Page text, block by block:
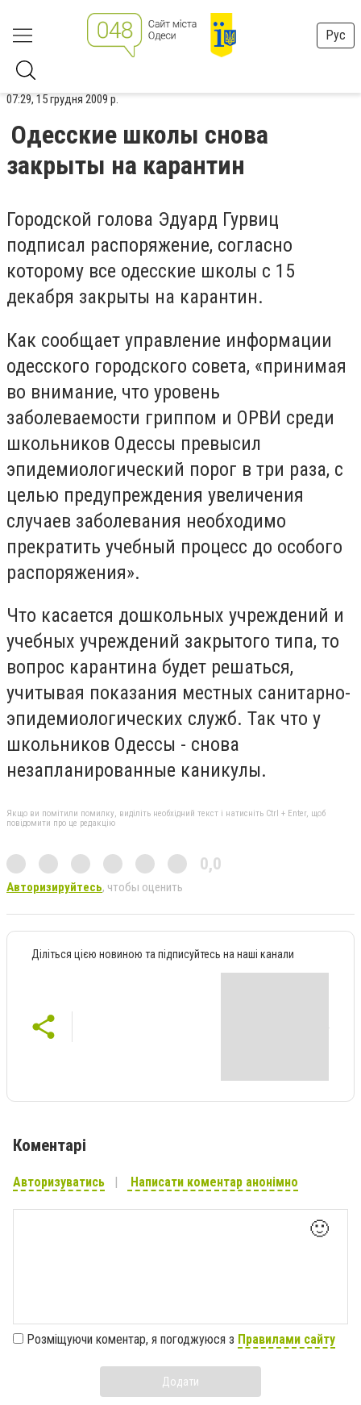
Рус
07:29, 15 грудня 2009 р.
Одесские школы снова
закрыты на карантин
Городской голова Эдуард Гурвиц
подписал распоряжение, согласно
которому все одесские школы с 15
декабря закрыты на карантин.
Как сообщает управление информации
одесского городского совета, «принимая
во внимание, что уровень
заболеваемости гриппом и ОРВИ среди
школьников Одессы превысил
эпидемиологический порог в три раза, с
целью предупреждения увеличения
случаев заболевания необходимо
прекратить учебный процесс до особого
распоряжения».
Что касается дошкольных учреждений и
учебных учреждений закрытого типа, то
вопрос карантина будет решаться,
учитывая показания местных санитарно-
эпидемиологических служб. Так что у
школьников Одессы - снова
незапланированные каникулы.
Якщо ви помітили помилку, виділіть необхідний текст і натисніть Ctrl + Enter, щоб
повідомити про це редакцію
0,0
Авторизируйтесь, чтобы оценить
Діліться цією новиною та підписуйтесь на наші канали
Коментарі
Авторизуватись Написати коментар анонімно
🙂
Розміщуючи коментар, я погоджуюся з Правилами сайту
Додати